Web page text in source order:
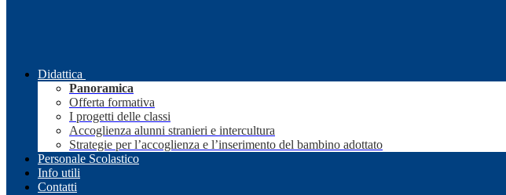
Didattica
Panoramica
Offerta formativa
I progetti delle classi
Accoglienza alunni stranieri e intercultura
Strategie per l’accoglienza e l’inserimento del bambino adottato
Personale Scolastico
Info utili
Contatti